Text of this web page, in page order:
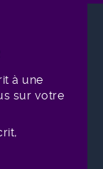
à une
sur votre